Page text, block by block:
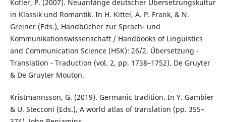
Kofler, P. (2007). Neuanfänge deutscher Übersetzungskultur
in Klassik und Romantik. In H. Kittel, A. P. Frank, & N.
Greiner (Eds.), Handbücher zur Sprach- und
Kommunikationswissenschaft / Handbooks of Linguistics
and Communication Science (HSK): 26/2. Übersetzung -
Translation - Traduction (vol. 2, pp. 1738–1752). De Gruyter
& De Gruyter Mouton.
Kristmannsson, G. (2019). Germanic tradition. In Y. Gambier
& U. Stecconi (Eds.), A world atlas of translation (pp. 355–